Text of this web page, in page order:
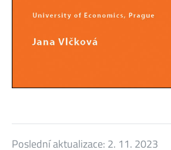
Poslední aktualizace: 2. 11. 2023